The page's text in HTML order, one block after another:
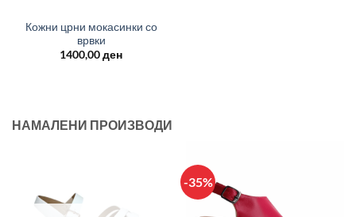
Кожни црни мокасинки со
врвки
1400,00ден
НАМАЛЕНИ ПРОИЗВОДИ
-35%